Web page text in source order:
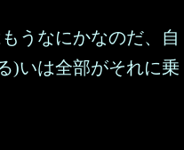
うなにかなのだ、自
)いは全部がそれに乗